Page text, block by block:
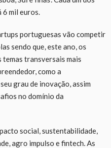
mil euros.
portuguesas vão competir
sendo que, este ano, os
transversais mais
como a
grau de inovação, assim
no domínio da
social, sustentabilidade,
agro impulso e fintech. As